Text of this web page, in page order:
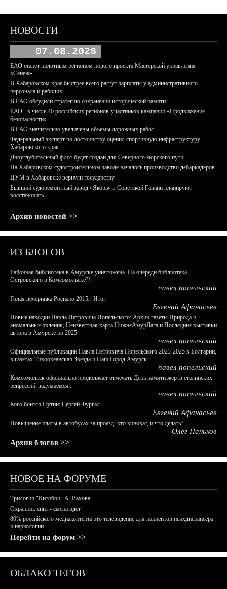
НОВОСТИ
07.08.2026
ЕАО станет пилотным регионом нового проекта Мастерской управления
«Сенеж»
В Хабаровском крае быстрее всего растут зарплаты у административного
персонала и рабочих
В ЕАО обсудили стратегию сохранения исторической памяти
ЕАО - в числе 40 российских регионов-участников кампании «Продвижение
безопасности»
В ЕАО значительно увеличены объемы дорожных работ
Федеральный эксперт по достоинству оценил спортивную инфраструктуру
Хабаровского края
Дноуглубительный флот будет создан для Северного морского пути
На Хабаровском судостроительном заводе началось производство дебаркадеров
ЦУМ в Хабаровске вернули государству
Бывший судоремонтный завод «Якорь» в Советской Гавани планируют
восстановить
Архив новостей >>
ИЗ БЛОГОВ
Районная библиотека в Амурске уничтожена. На очереди библиотека
Островского в Комсомольске?!
павел попельский
Голая вечеринка Роснано 2015г. Итог.
Евгений Афанасьев
Новые находки Павла Петровича Попельского: Архив газеты Природа и
аномальные явления, Неизвестная карта НижнеАмурЛага и Последние выставки
автора в Амурске по 2025
павел попельский
Официальные публикации Павла Петровича Попельского 2023-2025 в Болгарии,
в газетах Тихоокеанская Звезда и Наш Город Амурск
павел попельский
Комсомольск официально продолжает отмечать День памяти жертв сталинских
репрессий: задумаемся...
павел попельский
Кого боится Путин: Сергей Фургал
Евгений Афанасьев
Повышение платы в автобусах за проезд: кто виноват, и что делать?
Олег Паньков
Архив блогов >>
НОВОЕ НА ФОРУМЕ
Трилогия "Китобои" А. Вахова.
Охранник спит - смена идёт
80% российского медиаконтента это телевидение для пациентов психдиспансера
и наркологии.
Перейти на форум >>
ОБЛАКО ТЕГОВ